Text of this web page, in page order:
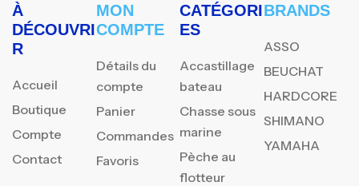
À
DÉCOUVRI
R
Accueil
Boutique
Compte
Contact
MON
COMPTE
Détails du
compte
Panier
Commandes
Favoris
CATÉGORI
ES
Accastillage
bateau
Chasse sous
marine
Pèche au
flotteur
BRANDS
ASSO
BEUCHAT
HARDCORE
SHIMANO
YAMAHA